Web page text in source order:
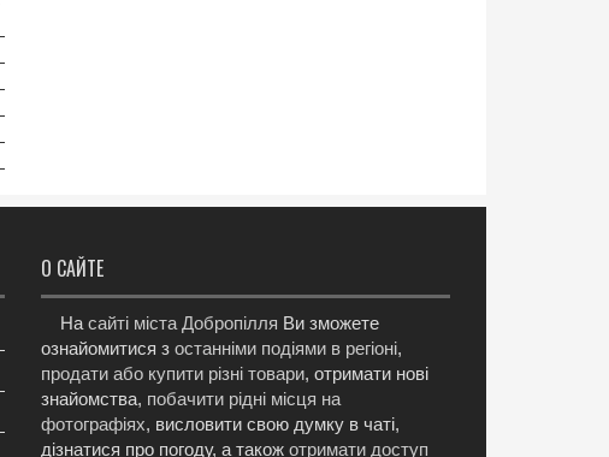
О САЙТЕ
На сайті міста Добропілля Ви зможете
ознайомитися з останніми подіями в регіоні,
продати або купити різні товари, отримати нові
знайомства, побачити рідні місця на
фотографіях, висловити свою думку в чаті,
дізнатися про погоду, а також отримати доступ